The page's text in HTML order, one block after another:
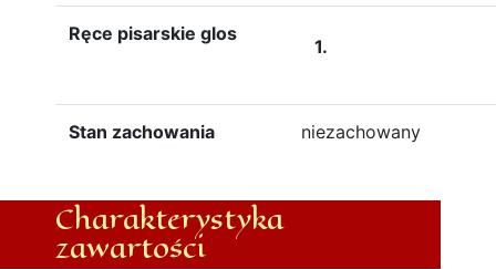
Ręce pisarskie glos
1.
Stan zachowania niezachowany
Charakterystyka
zawartości